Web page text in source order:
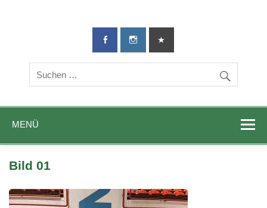
TG-Geislingen
DIE Sportadresse in Geislingen!
MENÜ
Bild 01